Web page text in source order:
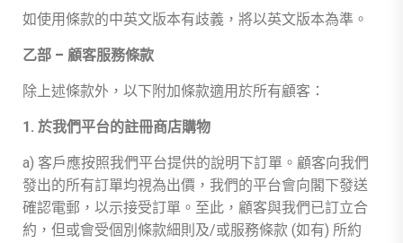
如使用條款的中英文版本有歧義，將以英文版本為準。
乙部 – 顧客服務條款
除上述條款外，以下附加條款適用於所有顧客：
1. 於我們平台的註冊商店購物
a) 客戶應按照我們平台提供的說明下訂單。顧客向我們
發出的所有訂單均視為出價，我們的平台會向閣下發送
確認電郵，以示接受訂單。至此，顧客與我們已訂立合
約，但或會受個別條款細則及/或服務條款 (如有) 所約